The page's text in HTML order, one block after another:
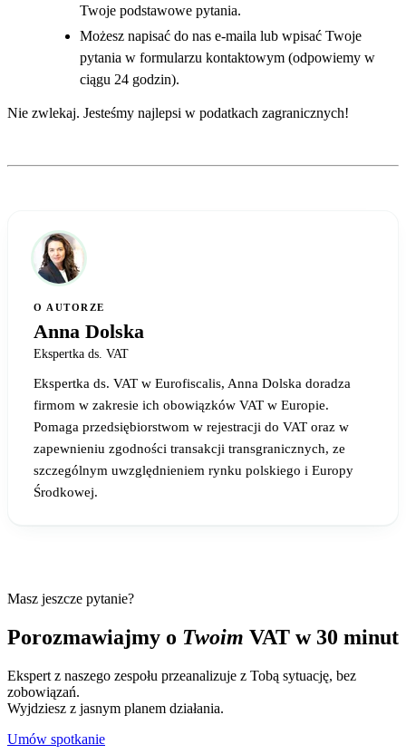
Twoje podstawowe pytania.
Możesz napisać do nas e-maila lub wpisać Twoje
pytania w formularzu kontaktowym (odpowiemy w
ciągu 24 godzin).
Nie zwlekaj. Jesteśmy najlepsi w podatkach zagranicznych!
O AUTORZE
Anna Dolska
Ekspertka ds. VAT
Ekspertka ds. VAT w Eurofiscalis, Anna Dolska doradza
firmom w zakresie ich obowiązków VAT w Europie.
Pomaga przedsiębiorstwom w rejestracji do VAT oraz w
zapewnieniu zgodności transakcji transgranicznych, ze
szczególnym uwzględnieniem rynku polskiego i Europy
Środkowej.
Masz jeszcze pytanie?
Porozmawiajmy o Twoim VAT w 30 minut
Ekspert z naszego zespołu przeanalizuje z Tobą sytuację, bez
zobowiązań.
Wyjdziesz z jasnym planem działania.
Umów spotkanie